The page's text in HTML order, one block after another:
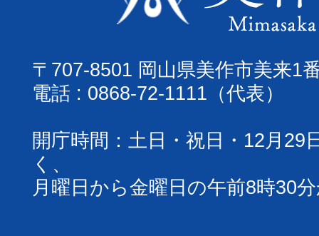
〒707-8501 岡山県美作市美来1
電話 : 0868-72-1111（代表）
開庁時間：土日・祝日・12月29
く、
月曜日から金曜日の午前8時30